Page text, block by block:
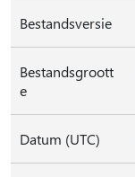
Bestandsversie
Bestandsgroott
e
Datum (UTC)